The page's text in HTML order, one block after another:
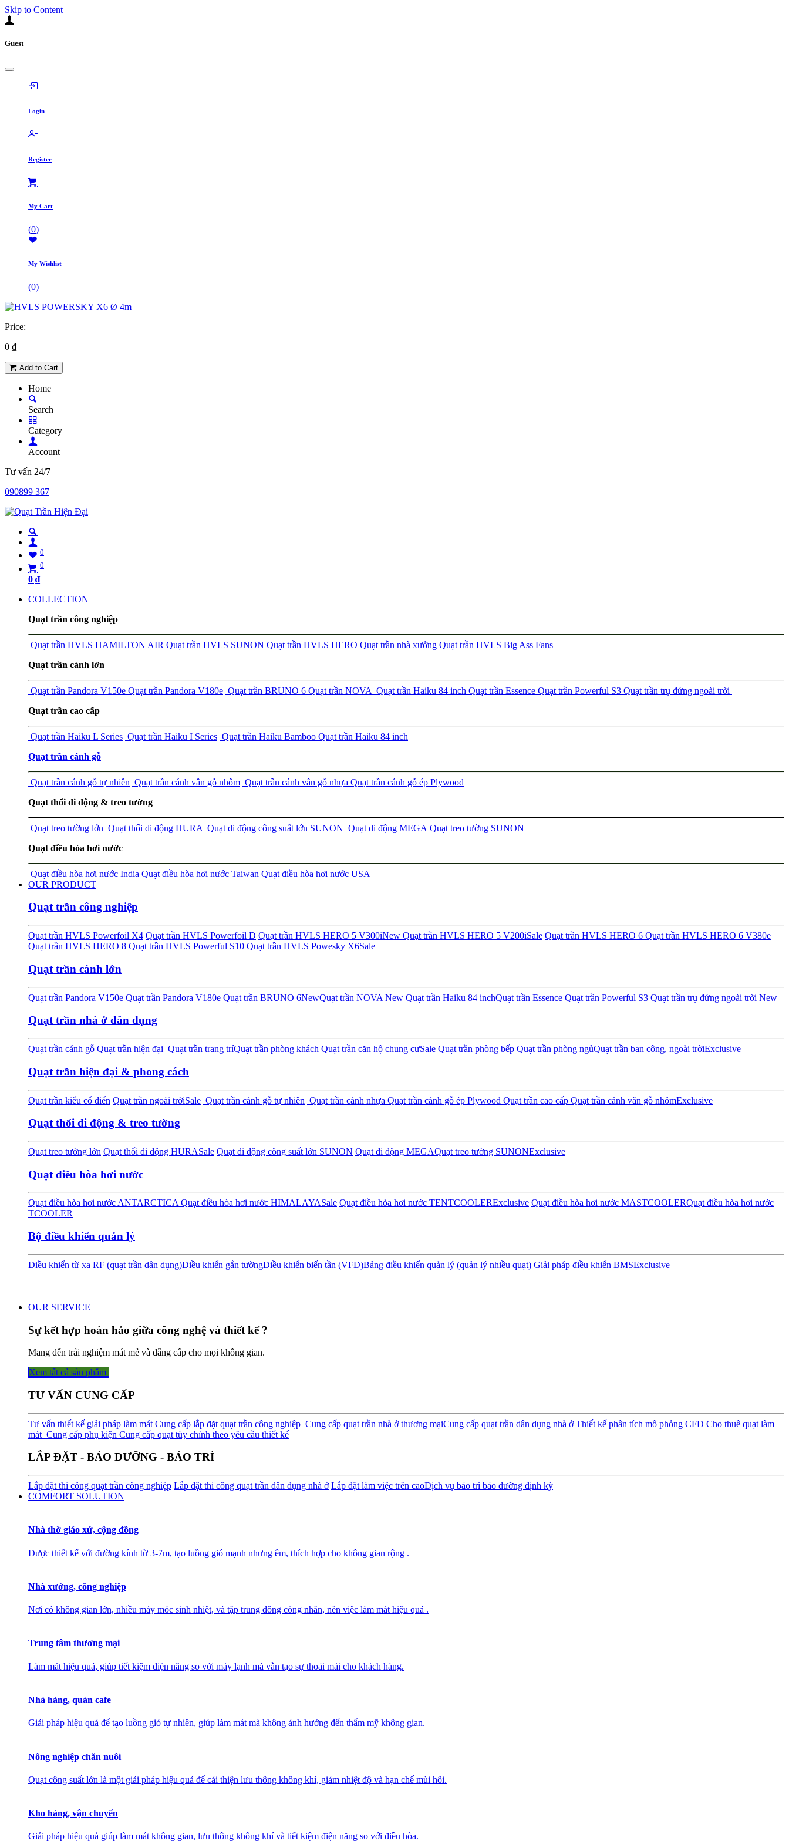
Skip to Content
Guest
Login
Register
My Cart
(0)
My Wishlist
(0)
Price:
0 ₫
Add to Cart
Home
Search
Category
Account
Tư vấn 24/7
090899 367
0
0
0 ₫
COLLECTION
Quạt trần công nghiệp
Quạt trần HVLS HAMILTON AIR Quạt trần HVLS SUNON Quạt trần HVLS HERO Quạt trần nhà xưởng Quạt trần HVLS Big Ass Fans
Quạt trần cánh lớn
Quạt trần Pandora V150e Quạt trần Pandora V180e Quạt trần BRUNO 6 Quạt trần NOVA Quạt trần Haiku 84 inch Quạt trần Essence Quạt trần Powerful S3 Quạt trần trụ đứng ngoài trời
Quạt trần cao cấp
Quạt trần Haiku L Series Quạt trần Haiku I Series Quạt trần Haiku Bamboo Quạt trần Haiku 84 inch
Quạt trần cánh gỗ
Quạt trần cánh gỗ tự nhiên Quạt trần cánh vân gỗ nhôm Quạt trần cánh vân gỗ nhựa Quạt trần cánh gỗ ép Plywood
Quạt thổi di động & treo tường
Quạt treo tường lớn Quạt thổi di động HURA Quạt di động công suất lớn SUNON Quạt di động MEGA Quạt treo tường SUNON
Quạt điều hòa hơi nước
Quạt điều hòa hơi nước India Quạt điều hòa hơi nước Taiwan Quạt điều hòa hơi nước USA
OUR PRODUCT
Quạt trần công nghiệp
Quạt trần HVLS Powerfoil X4 Quạt trần HVLS Powerfoil D Quạt trần HVLS HERO 5 V300iNew Quạt trần HVLS HERO 5 V200iSale Quạt trần HVLS HERO 6 Quạt trần HVLS HERO 6 V380e
Quạt trần HVLS HERO 8 Quạt trần HVLS Powerful S10 Quạt trần HVLS Powesky X6Sale
Quạt trần cánh lớn
Quạt trần Pandora V150e Quạt trần Pandora V180e Quạt trần BRUNO 6NewQuạt trần NOVA New Quạt trần Haiku 84 inchQuạt trần Essence Quạt trần Powerful S3 Quạt trần trụ đứng ngoài trời New
Quạt trần nhà ở dân dụng
Quạt trần cánh gỗ Quạt trần hiện đại Quạt trần trang tríQuạt trần phòng khách Quạt trần căn hộ chung cưSale Quạt trần phòng bếp Quạt trần phòng ngủQuạt trần ban công, ngoài trờiExclusive
Quạt trần hiện đại & phong cách
Quạt trần kiểu cổ điển Quạt trần ngoài trờiSale Quạt trần cánh gỗ tự nhiên Quạt trần cánh nhựa Quạt trần cánh gỗ ép Plywood Quạt trần cao cấp Quạt trần cánh vân gỗ nhômExclusive
Quạt thổi di động & treo tường
Quạt treo tường lớn Quạt thổi di động HURASale Quạt di động công suất lớn SUNON Quạt di động MEGAQuạt treo tường SUNONExclusive
Quạt điều hòa hơi nước
Quạt điều hòa hơi nước ANTARCTICA Quạt điều hòa hơi nước HIMALAYASale Quạt điều hòa hơi nước TENTCOOLERExclusive Quạt điều hòa hơi nước MASTCOOLERQuạt điều hòa hơi nước
TCOOLER
Bộ điều khiển quản lý
Điều khiển từ xa RF (quạt trần dân dụng)Điều khiển gắn tườngĐiều khiển biến tần (VFD)Bảng điều khiển quản lý (quản lý nhiều quạt) Giải pháp điều khiển BMSExclusive
OUR SERVICE
Sự kết hợp hoàn hảo giữa công nghệ và thiết kế ?
Mang đến trải nghiệm mát mẻ và đẳng cấp cho mọi không gian.
Xem tất cả sản phẩm
TƯ VẤN CUNG CẤP
Tư vấn thiết kế giải pháp làm mát Cung cấp lắp đặt quạt trần công nghiệp Cung cấp quạt trần nhà ở thương mạiCung cấp quạt trần dân dụng nhà ở Thiết kế phân tích mô phỏng CFD Cho thuê quạt làm
mát Cung cấp phụ kiện Cung cấp quạt tùy chỉnh theo yêu cầu thiết kế
LẮP ĐẶT - BẢO DƯỠNG - BẢO TRÌ
Lắp đặt thi công quạt trần công nghiệp Lắp đặt thi công quạt trần dân dụng nhà ở Lắp đặt làm việc trên caoDịch vụ bảo trì bảo dưỡng định kỳ
COMFORT SOLUTION
Nhà thờ giáo xứ, cộng đồng
Được thiết kế với đường kính từ 3-7m, tạo luồng gió mạnh nhưng êm, thích hợp cho không gian rộng .
Nhà xưởng, công nghiệp
Nơi có không gian lớn, nhiều máy móc sinh nhiệt, và tập trung đông công nhân, nên việc làm mát hiệu quả .
Trung tâm thương mại
Làm mát hiệu quả, giúp tiết kiệm điện năng so với máy lạnh mà vẫn tạo sự thoải mái cho khách hàng.
Nhà hàng, quán cafe
Giải pháp hiệu quả để tạo luồng gió tự nhiên, giúp làm mát mà không ảnh hưởng đến thẩm mỹ không gian.
Nông nghiệp chăn nuôi
Quạt công suất lớn là một giải pháp hiệu quả để cải thiện lưu thông không khí, giảm nhiệt độ và hạn chế mùi hôi.
Kho hàng, vận chuyển
Giải pháp hiệu quả giúp làm mát không gian, lưu thông không khí và tiết kiệm điện năng so với điều hòa.